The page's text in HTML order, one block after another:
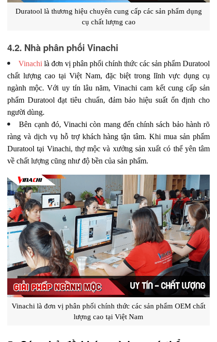
Duratool là thương hiệu chuyên cung cấp các sản phẩm dụng
cụ chất lượng cao
4.2. Nhà phân phối Vinachi
Vinachi là đơn vị phân phối chính thức các sản phẩm Duratool
chất lượng cao tại Việt Nam, đặc biệt trong lĩnh vực dụng cụ
ngành mộc. Với uy tín lâu năm, Vinachi cam kết cung cấp sản
phẩm Duratool đạt tiêu chuẩn, đảm bảo hiệu suất ổn định cho
người dùng.
Bên cạnh đó, Vinachi còn mang đến chính sách bảo hành rõ
ràng và dịch vụ hỗ trợ khách hàng tận tâm. Khi mua sản phẩm
Duratool tại Vinachi, thợ mộc và xưởng sản xuất có thể yên tâm
về chất lượng cũng như độ bền của sản phẩm.
Vinachi là đơn vị phân phối chính thức các sản phẩm OEM chất
lượng cao tại Việt Nam